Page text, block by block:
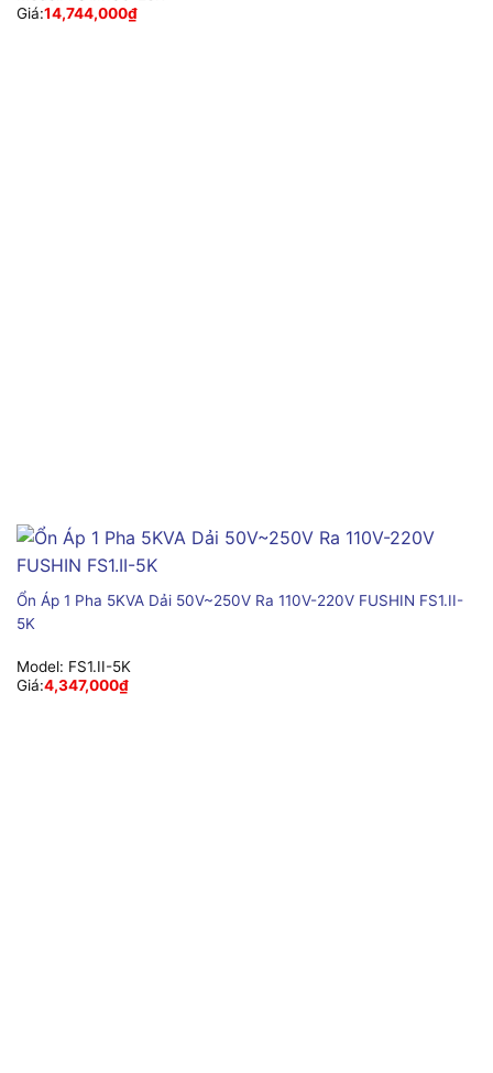
Giá:14,744,000₫
Ổn Áp 1 Pha 5KVA Dải 50V~250V Ra 110V-220V FUSHIN FS1.II-
5K
Model: FS1.II-5K
Giá:4,347,000₫